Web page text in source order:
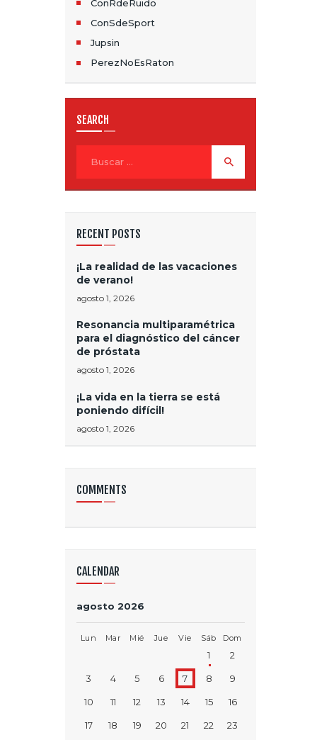
A
ConRdeRuido
ConSdeSport
Jupsin
PerezNoEsRaton
SEARCH
RECENT POSTS
¡La realidad de las vacaciones
de verano!
agosto 1, 2026
Resonancia multiparamétrica
para el diagnóstico del cáncer
de próstata
agosto 1, 2026
¡La vida en la tierra se está
poniendo difícil!
agosto 1, 2026
COMMENTS
CALENDAR
agosto 2026
Lun Mar Mié Jue Vie Sáb Dom
1 2
3 4 5 6 7 8 9
10 11 12 13 14 15 16
17 18 19 20 21 22 23